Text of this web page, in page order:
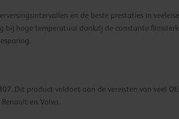
en de beste prestaties in
bij hoge temperatuur dankzij de constante
Dit product voldoet aan de vereisten van veel
en Volvo.